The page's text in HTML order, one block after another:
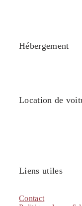
Hébergement
Location de
Liens utiles
Contact